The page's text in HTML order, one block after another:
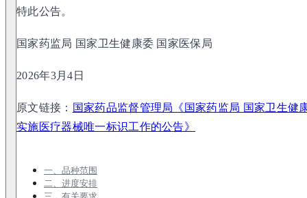
特此公告。
国家药监局 国家卫生健康委 国家医保局
2026年3月4日
原文链接： 国家药品监督管理局《国家药监局 国家卫生健
实施医疗器械唯一标识工作的公告》
一、品种范围
二、进度安排